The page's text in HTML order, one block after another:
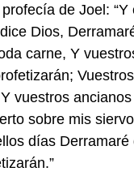
de Joel: “Y
Dios,
carne, Y
vuestros
sobre mis
días Derramaré